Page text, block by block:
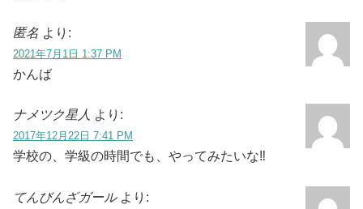
匿名 より:
2021年7月1日 1:37 PM
かんば
ナメツク星人 より:
2017年12月22日 7:41 PM
学校の、学級の時間でも、やってみたいな‼
てんびんざガール より: